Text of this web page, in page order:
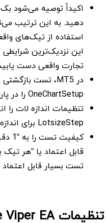
دهید. به این ترتیب
استفاده از تیک‌های
این نزدیک‌ترین
تجارت واقعی دست
OneChartSetup را در پارامترها فعال کنید.
تنظیمات اندازه لات را
LotsizeStep برای اندازه لات خودکار).
قابل اعتماد یا “هر
تست بسیار قابل
تنظیمات The Viper EA: